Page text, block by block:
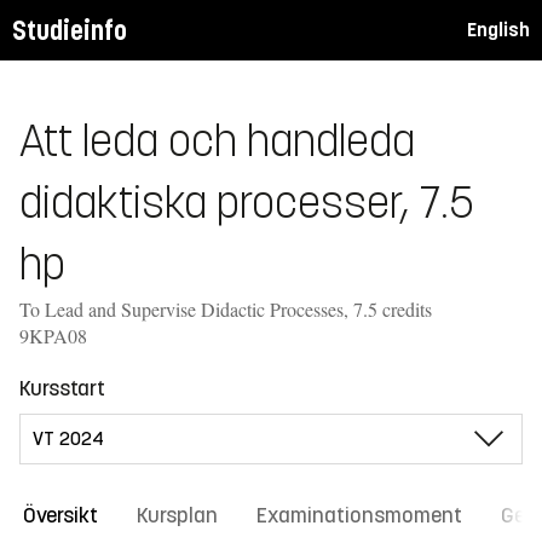
Studieinfo English
Att leda och handleda
didaktiska processer, 7.5
hp
To Lead and Supervise Didactic Processes, 7.5 credits
9KPA08
Kursstart
Översikt Kursplan Examinationsmoment